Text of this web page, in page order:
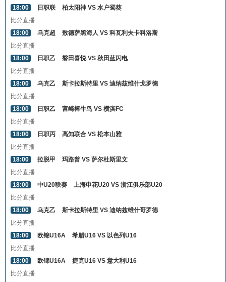
18:00
日职联
柏太阳神 VS 水户蜀葵
比分直播
18:00
乌克超
敖德萨黑海人 VS 科瓦利夫卡科洛斯
比分直播
18:00
日职乙
磐田喜悦 VS 秋田蓝闪电
比分直播
18:00
乌克乙
斯卡拉斯特里 VS 迪纳茲维什戈罗德
比分直播
18:00
日职乙
宫崎棒牛鸟 VS 横滨FC
比分直播
18:00
日职丙
高知联合 VS 松本山雅
比分直播
18:00
拉脱甲
玛路普 VS 萨尔杜斯里文
比分直播
18:00
中U20联赛
上海申花U20 VS 浙江俱乐部U20
比分直播
18:00
乌克乙
斯卡拉斯特里 VS 迪纳兹维什哥罗德
比分直播
18:00
欧锦U16A
希腊U16 VS 以色列U16
比分直播
18:00
欧锦U16A
捷克U16 VS 意大利U16
比分直播